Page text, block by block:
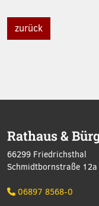
zurück
Rathaus &
66299 Friedrichsthal
Schmidtbornstraße 12a
06897 8568-0